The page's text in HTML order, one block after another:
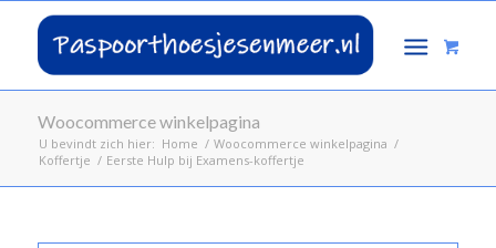
Woocommerce winkelpagina
U bevindt zich hier: Home / Woocommerce winkelpagina /
Koffertje / Eerste Hulp bij Examens-koffertje